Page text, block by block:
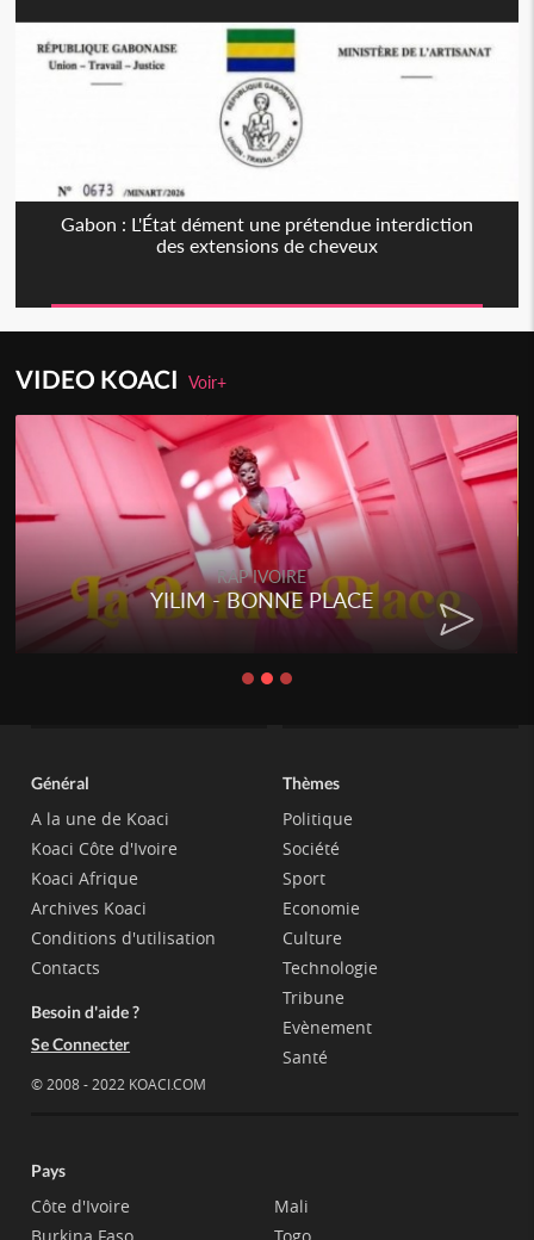
Gabon : L'État dément une prétendue interdiction
des extensions de cheveux
VIDEO KOACIVoir+
RAP IVOIRE
YILIM - BONNE PLACE
Général
A la une de Koaci
Koaci Côte d'Ivoire
Koaci Afrique
Archives Koaci
Conditions d'utilisation
Contacts
Besoin d'aide ?
Se Connecter
© 2008 - 2022 KOACI.COM
Thèmes
Politique
Société
Sport
Economie
Culture
Technologie
Tribune
Evènement
Santé
Pays
Côte d'Ivoire
Mali